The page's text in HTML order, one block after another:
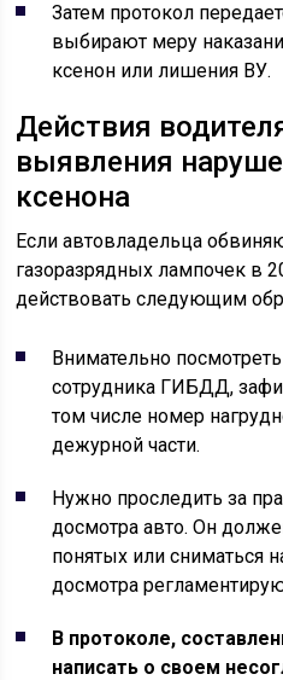
Затем протокол
выбирают меру
ксенон или лишения ВУ.
Действия
выявления
ксенона
Если автовладельца
газоразрядных лампочек в
действовать следующим
Внимательно
сотрудника ГИБДД,
том числе номер
дежурной части.
Нужно проследить за
досмотра авто. Он
понятых или сниматься
досмотра
В протоколе,
написать о своем